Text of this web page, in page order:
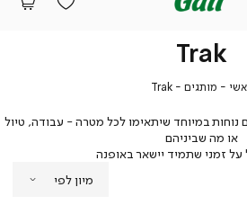
Trak
ראשי
מותגים מותגים
Trak
נוחות במיוחד שיתאימו לכל מטרה - עבודה, טיול
או מה שביניהם
על זמני שתמיד יישאר באופנה